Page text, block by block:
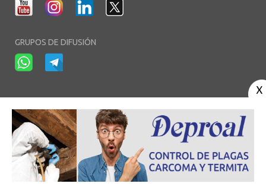
GRUPOS DE DIFUSIÓN
Aviso Legal-Política de Privacidad- Política de Cookies - Área privada
© Copyright 2003 - 2026. diariodelaribera.net ®. Desarrollo porMultimedia